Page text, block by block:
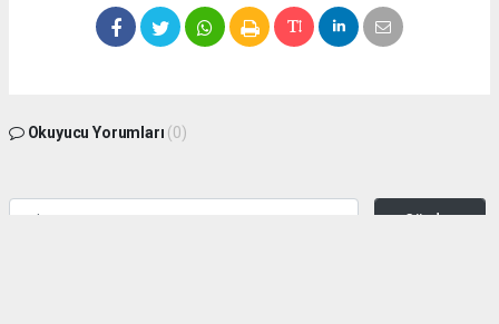
Okuyucu Yorumları (0)
Gönder